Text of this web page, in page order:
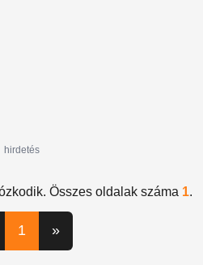
hirdetés
Összes oldalak száma 1.
1 »